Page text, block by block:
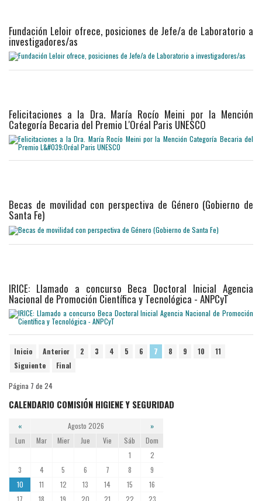
Fundación Leloir ofrece, posiciones de Jefe/a de Laboratorio a
investigadores/as
Felicitaciones a la Dra. María Rocío Meini por la Mención
Categoría Becaria del Premio L'Oréal Paris UNESCO
Becas de movilidad con perspectiva de Género (Gobierno de
Santa Fe)
IRICE: Llamado a concurso Beca Doctoral Inicial Agencia
Nacional de Promoción Científica y Tecnológica - ANPCyT
Inicio Anterior 2 3 4 5 6 7 8 9 10
11
Siguiente
Final
Página 7 de 24
CALENDARIO COMISIÓN HIGIENE Y SEGURIDAD
« Agosto 2026
»
Lun
Mar Mier Jue Vie Sáb
Dom
1
2
3
4 5 6 7 8
9
10
11 12 13 14 15
16
17
18 19 20 21 22 23